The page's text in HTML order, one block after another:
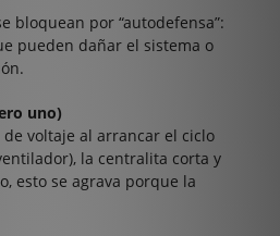
bloquean por “autodefensa”:
pueden dañar el sistema o
uno)
voltaje al arrancar el ciclo
la centralita corta y
esto se agrava porque la